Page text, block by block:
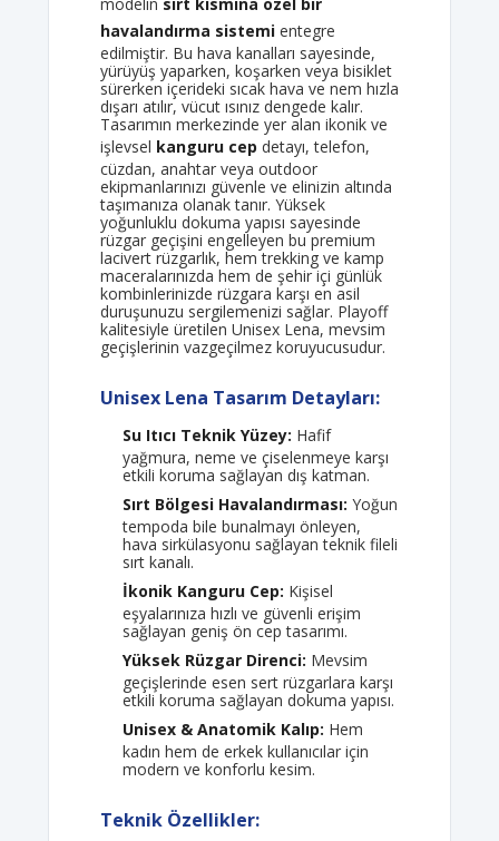
havalandırma sistemientegre
edilmiştir. Bu hava kanalları sayesinde,
yürüyüş yaparken, koşarken veya bisiklet
sürerken içerideki sıcak hava ve nem hızla
dışarı atılır, vücut ısınız dengede kalır.
Tasarımın merkezinde yer alan ikonik ve
işlevsel kanguru cep detayı, telefon,
cüzdan, anahtar veya outdoor
ekipmanlarınızı güvenle ve elinizin altında
taşımanıza olanak tanır. Yüksek
yoğunluklu dokuma yapısı sayesinde
rüzgar geçişini engelleyen bu premium
lacivert rüzgarlık, hem trekking ve kamp
maceralarınızda hem de şehir içi günlük
kombinlerinizde rüzgara karşı en asil
duruşunuzu sergilemenizi sağlar. Playoff
kalitesiyle üretilen Unisex Lena, mevsim
geçişlerinin vazgeçilmez koruyucusudur.
Unisex Lena Tasarım Detayları:
Su Itıcı Teknik Yüzey: Hafif
yağmura, neme ve çiselenmeye karşı
etkili koruma sağlayan dış katman.
Sırt Bölgesi Havalandırması: Yoğun
tempoda bile bunalmayı önleyen,
hava sirkülasyonu sağlayan teknik fileli
sırt kanalı.
İkonik Kanguru Cep: Kişisel
eşyalarınıza hızlı ve güvenli erişim
sağlayan geniş ön cep tasarımı.
Yüksek Rüzgar Direnci: Mevsim
geçişlerinde esen sert rüzgarlara karşı
etkili koruma sağlayan dokuma yapısı.
Unisex & Anatomik Kalıp: Hem
kadın hem de erkek kullanıcılar için
modern ve konforlu kesim.
Teknik Özellikler: